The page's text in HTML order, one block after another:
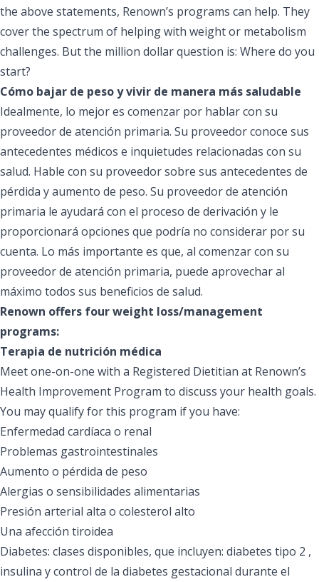
the above statements, Renown’s programs can help. They
cover the spectrum of helping with weight or metabolism
challenges. But the million dollar question is: Where do you
start?
Cómo bajar de peso y vivir de manera más saludable
Idealmente, lo mejor es comenzar por hablar con su
proveedor de atención primaria. Su proveedor conoce sus
antecedentes médicos e inquietudes relacionadas con su
salud. Hable con su proveedor sobre sus antecedentes de
pérdida y aumento de peso. Su proveedor de atención
primaria le ayudará con el proceso de derivación y le
proporcionará opciones que podría no considerar por su
cuenta. Lo más importante es que, al comenzar con su
proveedor de atención primaria, puede aprovechar al
máximo todos sus beneficios de salud.
Renown offers four weight loss/management
programs:
Terapia de nutrición médica
Meet one-on-one with a Registered Dietitian at Renown’s
Health Improvement Program to discuss your health goals.
You may qualify for this program if you have:
Enfermedad cardíaca o renal
Problemas gastrointestinales
Aumento o pérdida de peso
Alergias o sensibilidades alimentarias
Presión arterial alta o colesterol alto
Una afección tiroidea
Diabetes: clases disponibles, que incluyen: diabetes tipo 2 ,
insulina y control de la diabetes gestacional durante el